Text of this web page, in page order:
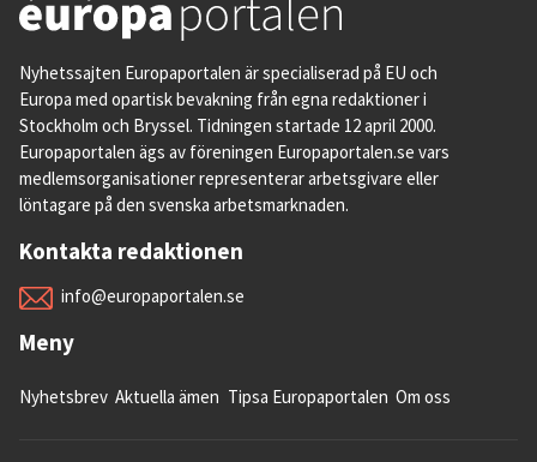
Nyhetssajten Europaportalen är specialiserad på EU och
Europa med opartisk bevakning från egna redaktioner i
Stockholm och Bryssel. Tidningen startade 12 april 2000.
Europaportalen ägs av föreningen Europaportalen.se vars
medlemsorganisationer representerar arbetsgivare eller
löntagare på den svenska arbetsmarknaden.
Kontakta redaktionen
info@europaportalen.se
Meny
Nyhetsbrev Aktuella ämen Tipsa Europaportalen Om oss